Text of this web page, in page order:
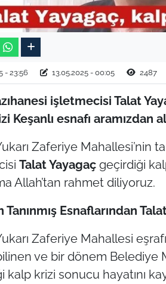
- 23:56 13.05.2025 - 00:05 2487
işletmecisi Talat
Keşanlı esnafı aramızdan
Zaferiye Mahallesi’nin
Talat Yayagaçgeçirdiği
Allah’tan rahmet diliyoruz.
Tanınmış Esnaflarından
Zaferiye Mahallesi
ve bir dönem Belediye
kalp krizi sonucu hayatını